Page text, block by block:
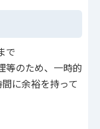
で
のため、一時的
に余裕を持って